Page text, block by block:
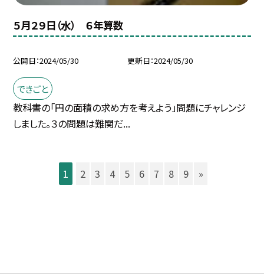
５月２９日（水） ６年算数
公開日 2024/05/30 更新日 2024/05/30
できごと
教科書の「円の面積の求め方を考えよう」問題にチャレンジ
しました。３の問題は難関だ...
1 2 3 4 5 6 7 8 9 »